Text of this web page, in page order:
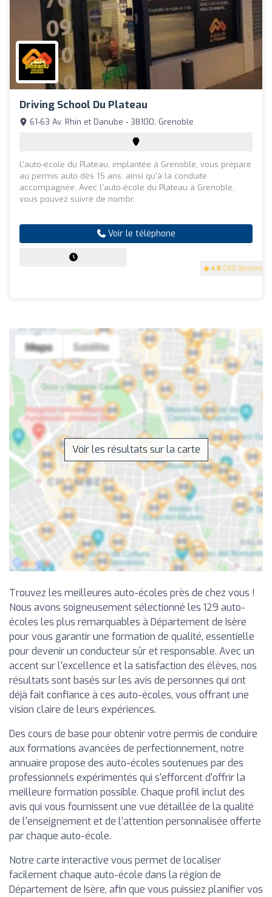
Driving School Du Plateau
4.8 (150 Opinions)
61-63 Av. Rhin et Danube - 38100, Grenoble
L'auto-école du Plateau, implantée à Grenoble, vous prépare
au permis auto dès 15 ans, ainsi qu'à la conduite
accompagnée. Avec l'auto-école du Plateau à Grenoble,
vous pouvez suivre de nombr...
Voir le téléphone
Voir les résultats sur la carte
Trouvez les meilleures auto-écoles près de chez vous !
Nous avons soigneusement sélectionné les 129 auto-
écoles les plus remarquables à Département de Isère
pour vous garantir une formation de qualité, essentielle
pour devenir un conducteur sûr et responsable. Avec un
accent sur l'excellence et la satisfaction des élèves, nos
résultats sont basés sur les avis de personnes qui ont
déjà fait confiance à ces auto-écoles, vous offrant une
vision claire de leurs expériences.
Des cours de base pour obtenir votre permis de conduire
aux formations avancées de perfectionnement, notre
annuaire propose des auto-écoles soutenues par des
professionnels expérimentés qui s'efforcent d'offrir la
meilleure formation possible. Chaque profil inclut des
avis qui vous fournissent une vue détaillée de la qualité
de l'enseignement et de l'attention personnalisée offerte
par chaque auto-école.
Notre carte interactive vous permet de localiser
facilement chaque auto-école dans la région de
Département de Isère, afin que vous puissiez planifier vos